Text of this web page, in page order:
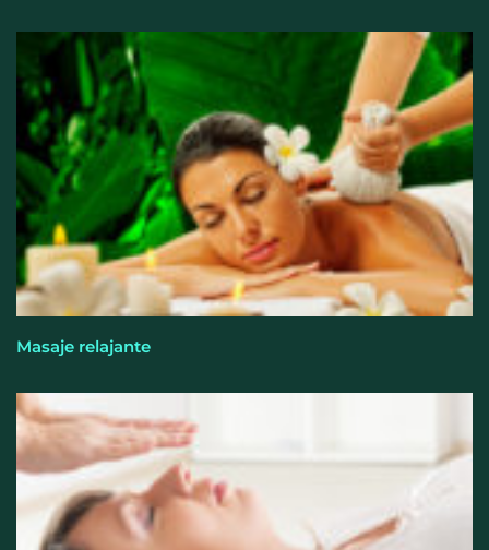
humedad prolongada, claves para prevenir una de
las infecciones más frecuentes
El entrenamiento femenino cambia de objetivo: la
fuerza y la salud ganan terreno a la clásica
‘pérdida de peso’, según Distrito Estudio
Masaje relajante